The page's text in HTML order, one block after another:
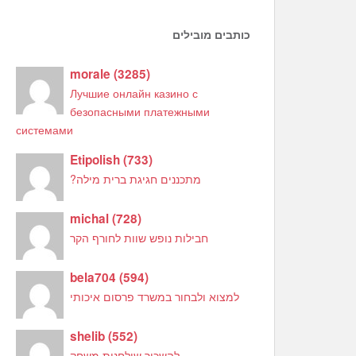
כותבים מובילים
morale(3285)
Лучшие онлайн казино с
безопасными платежными
системами
Etipolish(733)
מתכננים חגיגת ברית מילה?
michal(728)
חבילות נופש שוות לחורף הקר
bela704(594)
למצוא ולבחור במשרד פרסום איכותי
shelib(552)